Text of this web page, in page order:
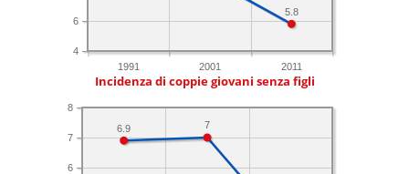
1991 2001 2011
4
6
5.8
Incidenza di coppie giovani senza figli
6
7
8
7
6.9